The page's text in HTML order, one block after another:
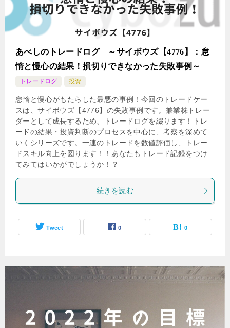
あべしのトレードログ ～サイボウズ【4776】：怠
惰と慢心の結果！損切りできなかった失敗事例～
トレードログ 投資
怠惰と慢心がもたらした最悪の事例！今回のトレードケー
スは、サイボウズ【4776】の失敗事例です。兼業株トレー
ダーとして成長するため、トレードログを綴ります！トレ
ードの結果・投資判断のプロセスを中心に、考察を深めて
いくシリーズです。一連のトレードを数値評価し、トレー
ドスキル向上を図ります！！あなたもトレード記録をつけ
てみてはいかがでしょうか！？
続きを読む
Tweet 0 0